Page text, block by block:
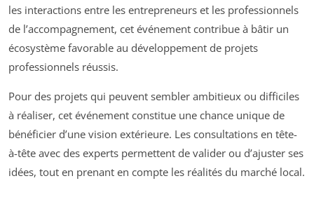
les interactions entre les entrepreneurs et les professionnels
de l’accompagnement, cet événement contribue à bâtir un
écosystème favorable au développement de projets
professionnels réussis.
Pour des projets qui peuvent sembler ambitieux ou difficiles
à réaliser, cet événement constitue une chance unique de
bénéficier d’une vision extérieure. Les consultations en tête-
à-tête avec des experts permettent de valider ou d’ajuster ses
idées, tout en prenant en compte les réalités du marché local.